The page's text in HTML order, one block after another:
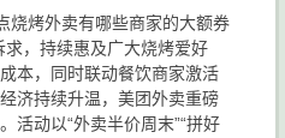
烧烤外卖有哪些商家的大额券
，持续惠及广大烧烤爱好
本，同时联动餐饮商家激活
济持续升温，美团外卖重磅
活动以“外卖半价周末”“拼好